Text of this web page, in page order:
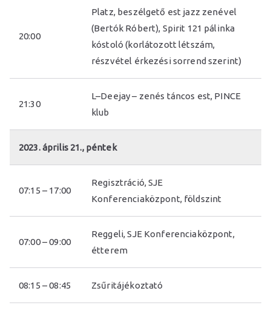
20:00
Platz, beszélgető est jazz zenével
(Bertók Róbert), Spirit 121 pálinka
kóstoló (korlátozott létszám,
részvétel érkezési sorrend szerint)
21:30
L–Deejay – zenés táncos est, PINCE
klub
2023. április 21., péntek
07:15 – 17:00
Regisztráció, SJE
Konferenciaközpont, földszint
07:00 – 09:00
Reggeli, SJE Konferenciaközpont,
étterem
08:15 – 08:45 Zsűritájékoztató